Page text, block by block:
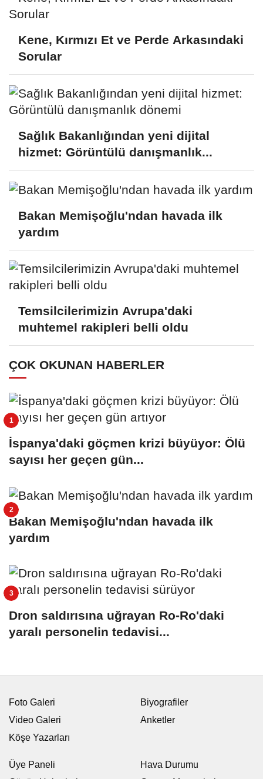
Kene, Kırmızı Et ve Perde Arkasındaki
Sorular
Sağlık Bakanlığından yeni dijital
hizmet: Görüntülü danışmanlık...
Bakan Memişoğlu'ndan havada ilk
yardım
Temsilcilerimizin Avrupa'daki
muhtemel rakipleri belli oldu
ÇOK OKUNAN HABERLER
İspanya'daki göçmen krizi büyüyor: Ölü
sayısı her geçen gün...
Bakan Memişoğlu'ndan havada ilk
yardım
Dron saldırısına uğrayan Ro-Ro'daki
yaralı personelin tedavisi...
Foto Galeri
Video Galeri
Köşe Yazarları
Biyografiler
Anketler
Üye Paneli
Hava Durumu